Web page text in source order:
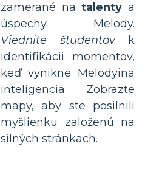
zamerané natalenty a
úspechy Melody.
Viednite študentovk
identifikácii momentov,
keď vynikne Melodyina
inteligencia. Zobrazte
mapy, aby ste posilnili
myšlienku založenú na
silných stránkach.